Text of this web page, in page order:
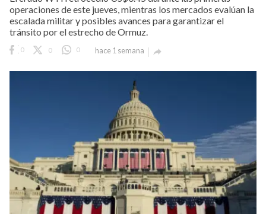
operaciones de este jueves, mientras los mercados evalúan la
escalada militar y posibles avances para garantizar el
tránsito por el estrecho de Ormuz.
0 0 0 hace 1 semana 